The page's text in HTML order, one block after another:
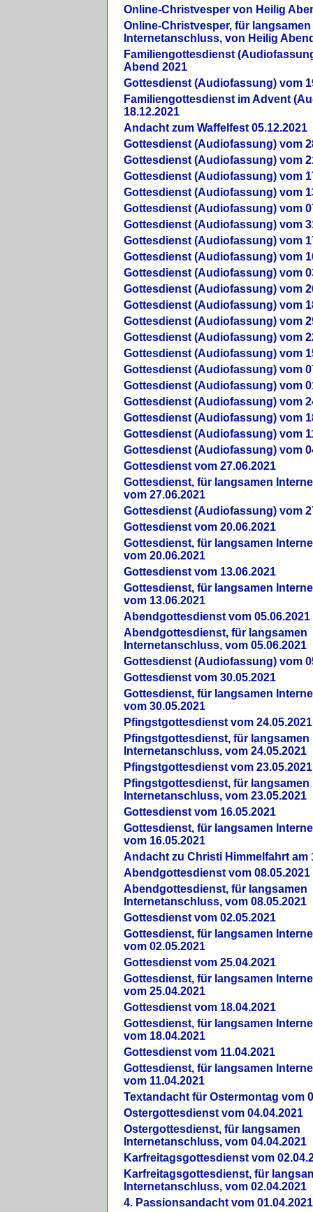
Online-Christvesper von Heilig
Online-Christvesper, für langsamen
Internetanschluss, von Heilig
Familiengottesdienst
Abend 2021
Gottesdienst (Audiofassung) vom
Familiengottesdienst im Advent
18.12.2021
Andacht zum Waffelfest 05.12.2021
Gottesdienst (Audiofassung) vom
Gottesdienst (Audiofassung) vom
Gottesdienst (Audiofassung) vom
Gottesdienst (Audiofassung) vom
Gottesdienst (Audiofassung) vom
Gottesdienst (Audiofassung) vom
Gottesdienst (Audiofassung) vom
Gottesdienst (Audiofassung) vom
Gottesdienst (Audiofassung) vom
Gottesdienst (Audiofassung) vom
Gottesdienst (Audiofassung) vom
Gottesdienst (Audiofassung) vom
Gottesdienst (Audiofassung) vom
Gottesdienst (Audiofassung) vom
Gottesdienst (Audiofassung) vom
Gottesdienst (Audiofassung) vom
Gottesdienst (Audiofassung) vom
Gottesdienst (Audiofassung) vom
Gottesdienst (Audiofassung) vom
Gottesdienst (Audiofassung) vom
Gottesdienst vom 27.06.2021
Gottesdienst, für langsamen
vom 27.06.2021
Gottesdienst (Audiofassung) vom
Gottesdienst vom 20.06.2021
Gottesdienst, für langsamen
vom 20.06.2021
Gottesdienst vom 13.06.2021
Gottesdienst, für langsamen
vom 13.06.2021
Abendgottesdienst vom 05.06.2021
Abendgottesdienst, für langsamen
Internetanschluss, vom 05.06.2021
Gottesdienst (Audiofassung) vom
Gottesdienst vom 30.05.2021
Gottesdienst, für langsamen
vom 30.05.2021
Pfingstgottesdienst vom 24.05.2021
Pfingstgottesdienst, für langsamen
Internetanschluss, vom 24.05.2021
Pfingstgottesdienst vom 23.05.2021
Pfingstgottesdienst, für langsamen
Internetanschluss, vom 23.05.2021
Gottesdienst vom 16.05.2021
Gottesdienst, für langsamen
vom 16.05.2021
Andacht zu Christi Himmelfahrt am
Abendgottesdienst vom 08.05.2021
Abendgottesdienst, für langsamen
Internetanschluss, vom 08.05.2021
Gottesdienst vom 02.05.2021
Gottesdienst, für langsamen
vom 02.05.2021
Gottesdienst vom 25.04.2021
Gottesdienst, für langsamen
vom 25.04.2021
Gottesdienst vom 18.04.2021
Gottesdienst, für langsamen
vom 18.04.2021
Gottesdienst vom 11.04.2021
Gottesdienst, für langsamen
vom 11.04.2021
Textandacht für Ostermontag vom
Ostergottesdienst vom 04.04.2021
Ostergottesdienst, für langsamen
Internetanschluss, vom 04.04.2021
Karfreitagsgottesdienst vom
Karfreitagsgottesdienst, für
Internetanschluss, vom 02.04.2021
4. Passionsandacht vom 01.04.2021